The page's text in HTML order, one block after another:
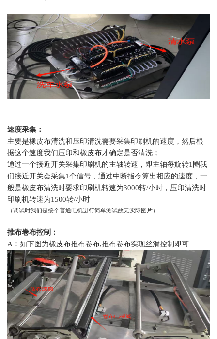
速度采集：
主要是橡皮布清洗和压印清洗需要采集印刷机的速度，然后根
据这个速度我们压印和橡皮布才确定是否清洗；
通过一个接近开关采集印刷机的主轴转速，即主轴每旋转1圈我
们接近开关会采集1个信号，通过中断指令算出相应的速度，一
般是橡皮布清洗时要求印刷机转速为3000转/小时，压印清洗时
印刷机转速为1500转/小时
（调试时我们是接个普通电机进行简单测试故无实际图片）
推布卷布控制：
A：如下图为橡皮布推布卷布,推布卷布实现丝滑控制即可